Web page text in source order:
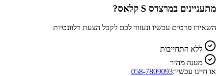
מתעניינים במרצדס S קלאס ?
השאירו פרטים עכשיו ונעזור לכם לקבל הצעת רלוונטיות
ללא התחייבות
מענה מהיר
או חייגו עכשיו:058-7809093